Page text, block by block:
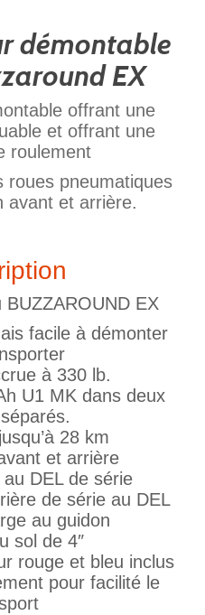
démontable
EX
offrant une
et offrant une
roulement
roues pneumatiques
avant et arrière.
EX
facile à démonter
à 330 lb.
U1 MK dans deux
28 km
et arrière
DEL de série
de série au DEL
au guidon
sol de 4″
rouge et bleu inclus
pour facilité le